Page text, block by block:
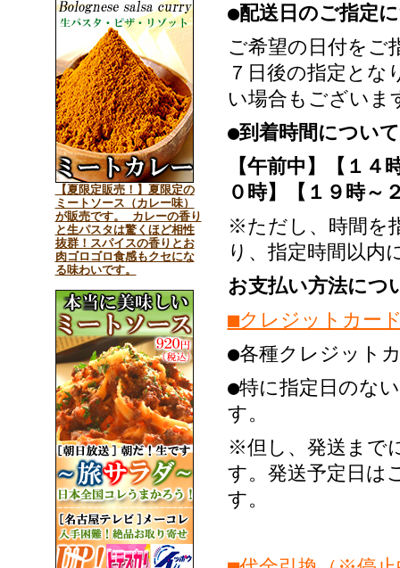
【夏限定販売！】夏限定の
ミートソース（カレー味）
が販売です。 カレーの香り
と生パスタは驚くほど相性
抜群！スパイスの香りとお
肉ゴロゴロ食感もクセにな
る味わいです。
●配送日のご指定
ご希望の日付をご
７日後の指定と
い場合もございま
●到着時間について
【午前中】【１
０時】【１９時～
※ただし、時間を
り、指定時間以内
お支払い方法につ
■クレジットカー
●各種クレジット
●特に指定日のな
す。
※但し、発送まで
す。発送予定日は
す。